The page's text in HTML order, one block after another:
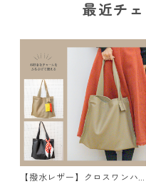
最近チ
【撥水レザー】クロスワンハ